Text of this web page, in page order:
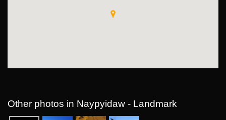
Other photos in Naypyidaw - Landmark